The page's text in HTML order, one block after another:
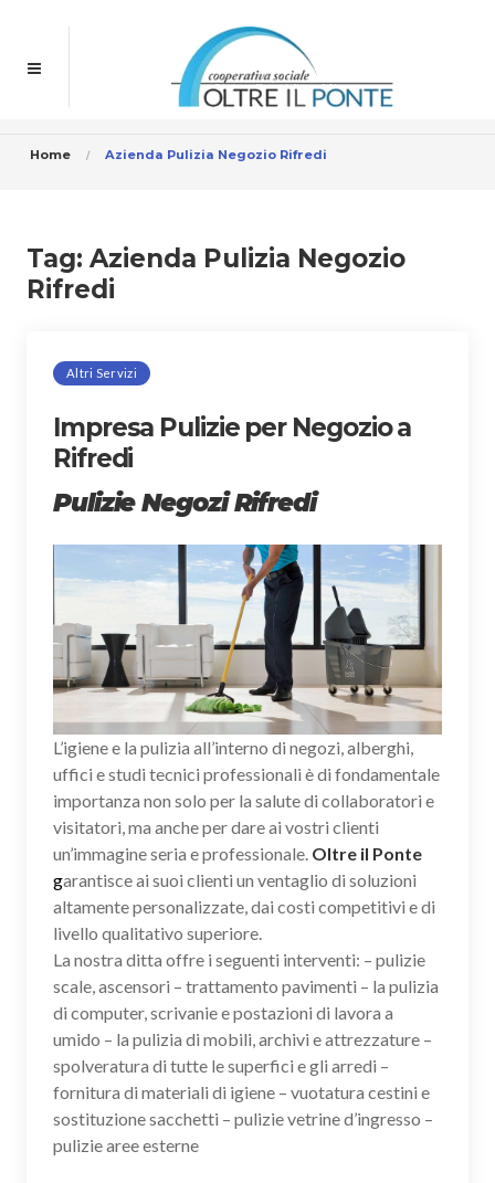
Home Azienda Pulizia Negozio Rifredi
Tag: Azienda Pulizia Negozio
Rifredi
Altri Servizi
Impresa Pulizie per Negozio a
Rifredi
Pulizie Negozi Rifredi
L’igiene e la pulizia all’interno di negozi, alberghi,
uffici e studi tecnici professionali è di fondamentale
importanza non solo per la salute di collaboratori e
visitatori, ma anche per dare ai vostri clienti
un’immagine seria e professionale. Oltre il Ponte
garantisce ai suoi clienti un ventaglio di soluzioni
altamente personalizzate, dai costi competitivi e di
livello qualitativo superiore.
La nostra ditta offre i seguenti interventi: – pulizie
scale, ascensori – trattamento pavimenti – la pulizia
di computer, scrivanie e postazioni di lavora a
umido – la pulizia di mobili, archivi e attrezzature –
spolveratura di tutte le superfici e gli arredi –
fornitura di materiali di igiene – vuotatura cestini e
sostituzione sacchetti – pulizie vetrine d’ingresso –
pulizie aree esterne